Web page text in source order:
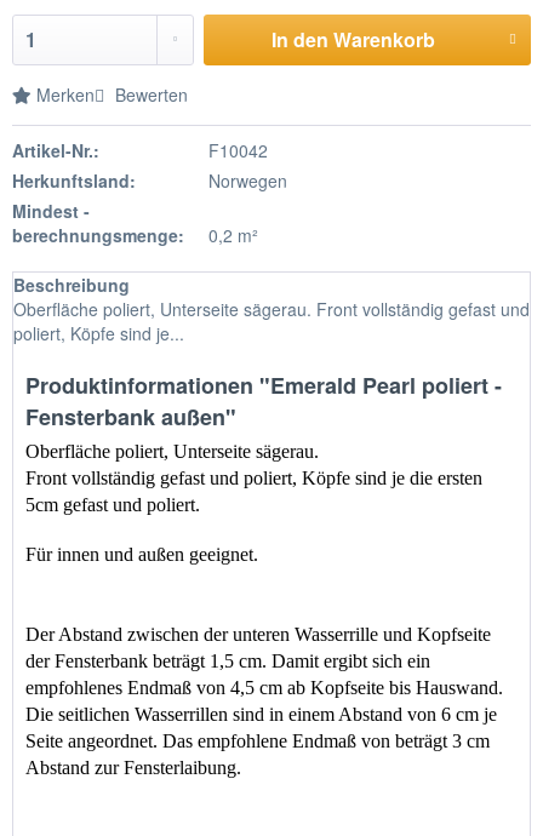
In den Warenkorb
Merken Bewerten
Artikel-Nr.:
F10042
Herkunftsland:
Norwegen
Mindest -
berechnungsmenge:
0,2 m²
Beschreibung
Oberfläche poliert, Unterseite sägerau. Front vollständig gefast und
poliert, Köpfe sind je...
Produktinformationen "Emerald Pearl poliert -
Fensterbank außen"
Oberfläche poliert, Unterseite sägerau.
Front vollständig gefast und poliert, Köpfe sind je die ersten
5cm gefast und poliert.
Für innen und außen geeignet.
Der Abstand zwischen der unteren Wasserrille und Kopfseite
der Fensterbank beträgt 1,5 cm. Damit ergibt sich ein
empfohlenes Endmaß von 4,5 cm ab Kopfseite bis Hauswand.
Die seitlichen Wasserrillen sind in einem Abstand von 6 cm je
Seite angeordnet. Das empfohlene Endmaß von beträgt
Abstand zur Fensterlaibung.